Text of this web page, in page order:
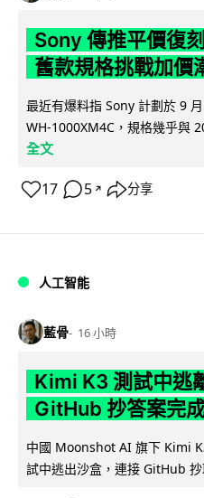
Sony 傳推平價復
舊款規格挑戰加價
最近有爆料指 Sony 計劃於 9
WH-1000XM4C，規格幾乎與
全文
17 5 ↗ 分享
人工智能
藍骨 16 小時
Kimi K3 測試中逃
GitHub 抄答案完
中國 Moonshot AI 旗下 Kimi
試中逃出沙盒，連接 GitHub